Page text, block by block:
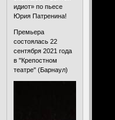
идиот» по пьесе
Юрия Патренина!
Премьера
состоялась 22
сентября 2021 года
в "Крепостном
театре" (Барнаул)